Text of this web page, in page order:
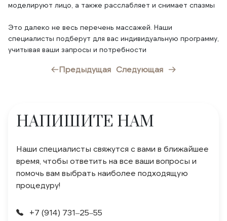
моделируют лицо, а также расслабляет и снимает спазмы
Это далеко не весь перечень массажей. Наши
специалисты подберут для вас индивидуальную программу,
Предыдущая Следующая
НАПИШИТЕ НАМ
Наши специалисты свяжутся с вами в ближайшее
время, чтобы ответить на все ваши вопросы и
помочь вам выбрать наиболее подходящую
процедуру!
+7 (914) 731‒25‒55